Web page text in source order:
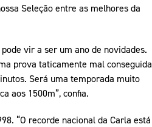
Seleção entre as melhores da
vir a ser um ano de novidades.
prova taticamente mal conseguida
Será uma temporada muito
aos 1500m”, confia.
“O recorde nacional da Carla está